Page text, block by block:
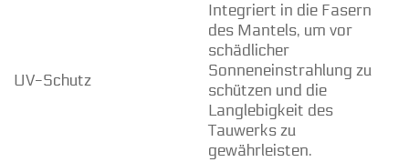
UV-Schutz
Integriert in die Fasern
des Mantels, um vor
schädlicher
Sonneneinstrahlung zu
schützen und die
Langlebigkeit des
Tauwerks zu
gewährleisten.